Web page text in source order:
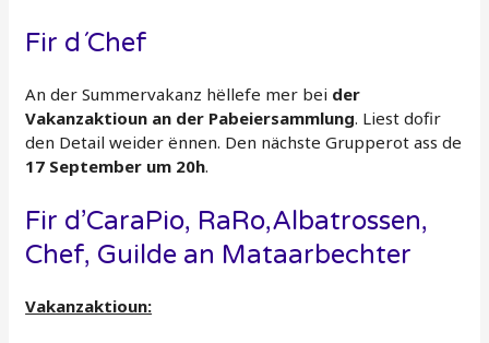
Fir d´Chef
An der Summervakanz hëllefe mer bei der
Vakanzaktioun an der Pabeiersammlung. Liest dofir
den Detail weider ënnen. Den nächste Grupperot ass de
17 September um 20h.
Fir d’CaraPio, RaRo,Albatrossen,
Chef, Guilde an Mataarbechter
Vakanzaktioun: